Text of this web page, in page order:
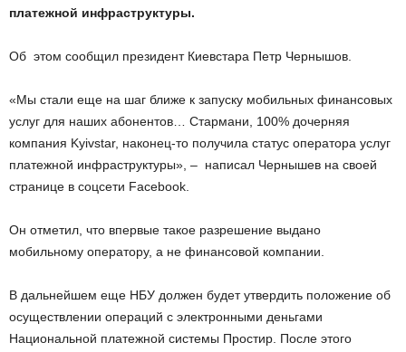
платежной инфраструктуры.
Об этом сообщил президент Киевстара Петр Чернышов.
«Мы стали еще на шаг ближе к запуску мобильных финансовых
услуг для наших абонентов… Стармани, 100% дочерняя
компания Kyivstar, наконец-то получила статус оператора услуг
платежной инфраструктуры», – написал Чернышев на своей
странице в соцсети Facebook.
Он отметил, что впервые такое разрешение выдано
мобильному оператору, а не финансовой компании.
В дальнейшем еще НБУ должен будет утвердить положение об
осуществлении операций с электронными деньгами
Национальной платежной системы Простир. После этого